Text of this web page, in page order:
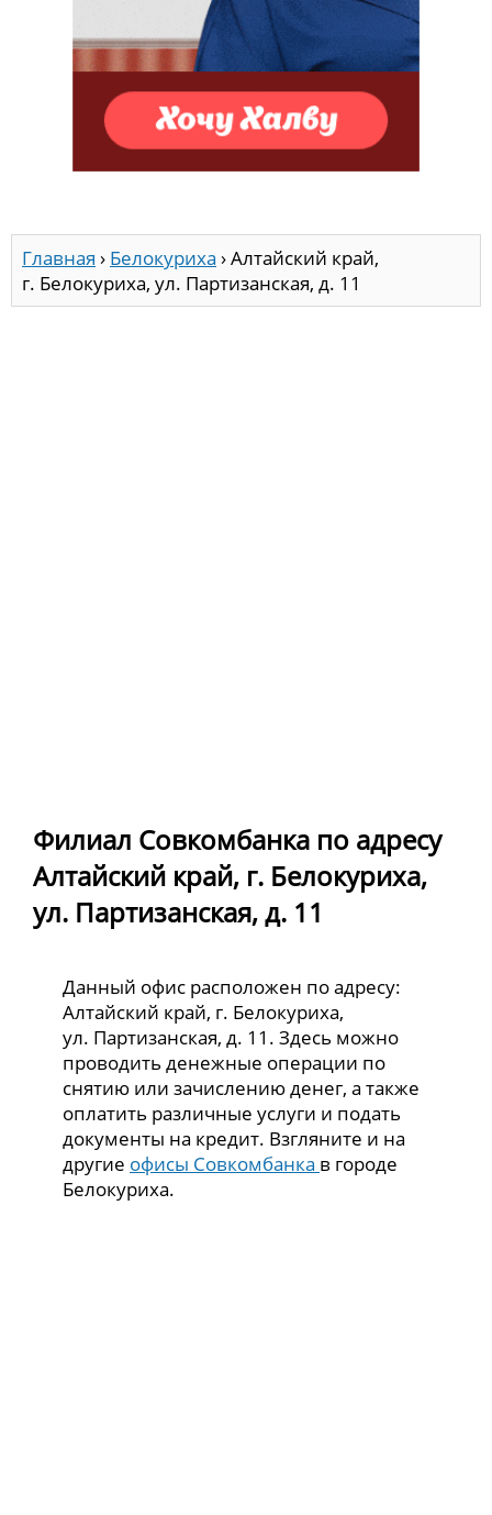
Главная › Белокуриха ›Алтайский край,
г. Белокуриха, ул. Партизанская, д. 11
Филиал Совкомбанка по адресу
Алтайский край, г. Белокуриха,
ул. Партизанская, д. 11
Данный офис расположен по адресу:
Алтайский край, г. Белокуриха,
ул. Партизанская, д. 11. Здесь можно
проводить денежные операции по
снятию или зачислению денег, а также
оплатить различные услуги и подать
документы на кредит. Взгляните и на
другие офисы Совкомбанка в городе
Белокуриха.